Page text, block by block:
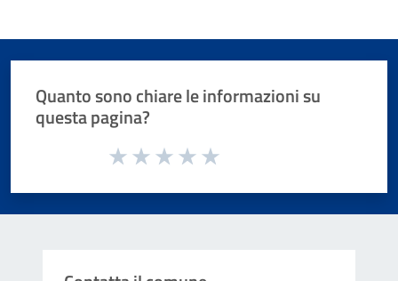
Quanto sono chiare le informazioni su
questa pagina?
Valuta da 1 a 5 stelle la pagina